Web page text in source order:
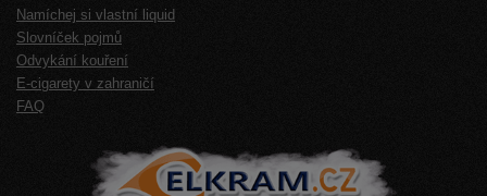
Namíchej si vlastní liquid
Slovníček pojmů
Odvykání kouření
E-cigarety v zahraničí
FAQ